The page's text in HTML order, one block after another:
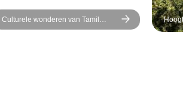
Culturele wonderen van Tamil
Nadu &amp; de stranden van
Zuid-